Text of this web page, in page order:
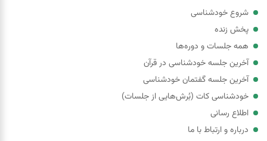
شروع خودشناسی
پخش زنده
همه جلسات و دوره‌ها
آخرین جلسه خودشناسی در قرآن
آخرین جلسه گفتمان خودشناسی
خودشناسی کات (بُرش‌هایی از جلسات)
اطلاع رسانی
درباره و ارتباط با ما